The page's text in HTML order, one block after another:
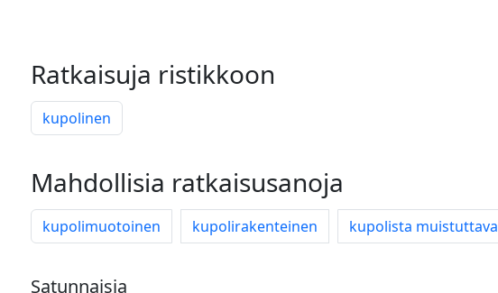
Ratkaisuja ristikkoon
kupolinen
Mahdollisia ratkaisusanoja
kupolimuotoinen kupolirakenteinen kupolista muistuttava
Satunnaisia